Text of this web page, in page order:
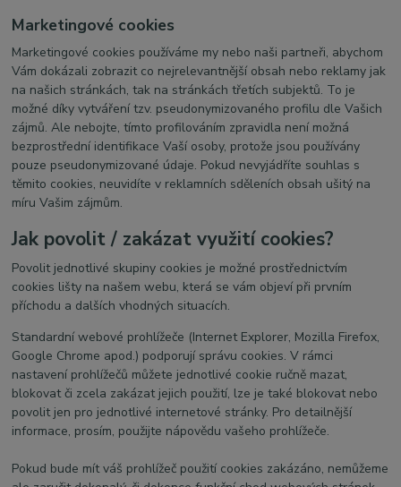
Marketingové cookies
Marketingové cookies používáme my nebo naši partneři, abychom
Vám dokázali zobrazit co nejrelevantnější obsah nebo reklamy jak
na našich stránkách, tak na stránkách třetích subjektů. To je
možné díky vytváření tzv. pseudonymizovaného profilu dle Vašich
zájmů. Ale nebojte, tímto profilováním zpravidla není možná
bezprostřední identifikace Vaší osoby, protože jsou používány
pouze pseudonymizované údaje. Pokud nevyjádříte souhlas s
těmito cookies, neuvidíte v reklamních sděleních obsah ušitý na
míru Vašim zájmům.
Jak povolit / zakázat využití cookies?
Povolit jednotlivé skupiny cookies je možné prostřednictvím
cookies lišty na našem webu, která se vám objeví při prvním
příchodu a dalších vhodných situacích.
Standardní webové prohlížeče (Internet Explorer, Mozilla Firefox,
Google Chrome apod.) podporují správu cookies. V rámci
nastavení prohlížečů můžete jednotlivé cookie ručně mazat,
blokovat či zcela zakázat jejich použití, lze je také blokovat nebo
povolit jen pro jednotlivé internetové stránky. Pro detailnější
informace, prosím, použijte nápovědu vašeho prohlížeče.
Pokud bude mít váš prohlížeč použití cookies zakázáno, nemůžeme